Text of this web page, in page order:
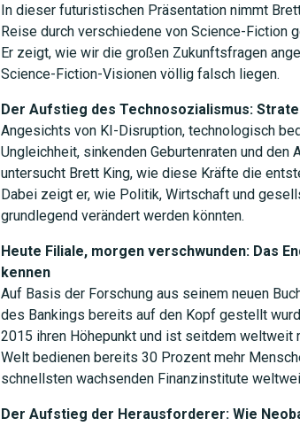
In dieser futuristischen Präsentation nimmt
Reise durch verschiedene von Science-Fiction
Er zeigt, wie wir die großen Zukunftsfragen
Science-Fiction-Visionen völlig falsch liegen.
Der Aufstieg des Technosozialismus:
Angesichts von KI-Disruption, technologisch
Ungleichheit, sinkenden Geburtenraten und den
untersucht Brett King, wie diese Kräfte die
Dabei zeigt er, wie Politik, Wirtschaft und
grundlegend verändert werden könnten.
Heute Filiale, morgen verschwunden: Das
kennen
Auf Basis der Forschung aus seinem neuen
des Bankings bereits auf den Kopf gestellt
2015 ihren Höhepunkt und ist seitdem weltweit
Welt bedienen bereits 30 Prozent mehr
schnellsten wachsenden Finanzinstitute
Der Aufstieg der Herausforderer: Wie